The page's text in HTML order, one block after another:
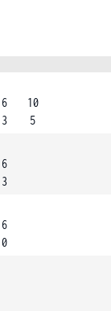
6
3
10
5
6
3
6
0